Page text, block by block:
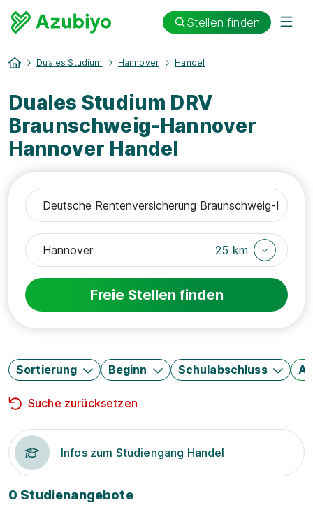
Stellen finden
Duales Studium Hannover Handel
Duales Studium DRV
Braunschweig-Hannover
Hannover Handel
25 km
Freie Stellen finden
Sortierung Beginn Schulabschluss
Suche zurücksetzen
Infos zum Studiengang Handel
0 Studienangebote